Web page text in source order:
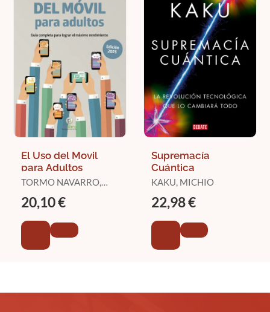
El Uso del Movil
para Adultos
TORMO NAVARRO,
20,10 €
Supremacía
Cuántica
KAKU, MICHIO
22,98 €